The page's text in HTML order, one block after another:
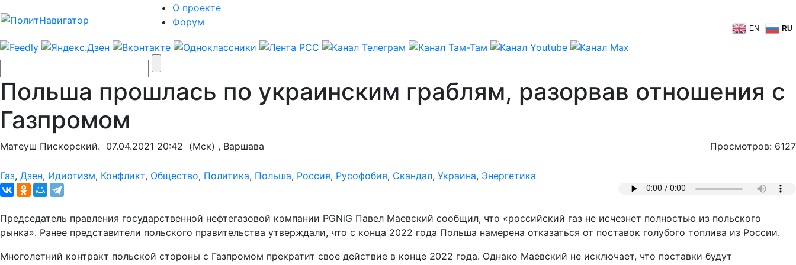
О проекте
Форум
EN RU
Польша прошлась по украинским граблям, разорвав отношения с
Газпромом
Матеуш Пискорский. 07.04.2021 20:42 (Мск) , Варшава Просмотров: 6127
Газ, Дзен, Идиотизм, Конфликт, Общество, Политика, Польша, Россия, Русофобия, Скандал, Украина, Энергетика
Председатель правления государственной нефтегазовой компании PGNiG Павел Маевский сообщил, что «российский газ не исчезнет полностью из польского
рынка». Ранее представители польского правительства утверждали, что с конца 2022 года Польша намерена отказаться от поставок голубого топлива из России.
Многолетний контракт польской стороны с Газпромом прекратит свое действие в конце 2022 года. Однако Маевский не исключает, что поставки будут